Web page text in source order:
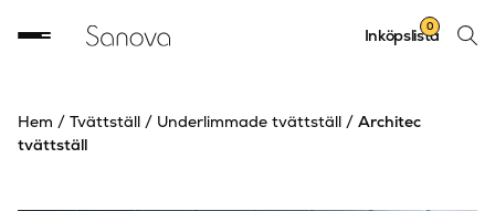
Sök
Inköpslista
0
Hem / Tvättställ / Underlimmade tvättställ / Architec
tvättställ